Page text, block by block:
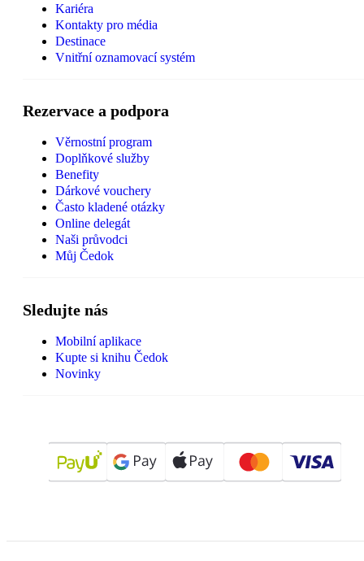
Kariéra
Kontakty pro média
Destinace
Vnitřní oznamovací systém
Rezervace a podpora
Věrnostní program
Doplňkové služby
Benefity
Dárkové vouchery
Často kladené otázky
Online delegát
Naši průvodci
Můj Čedok
Sledujte nás
Mobilní aplikace
Kupte si knihu Čedok
Novinky